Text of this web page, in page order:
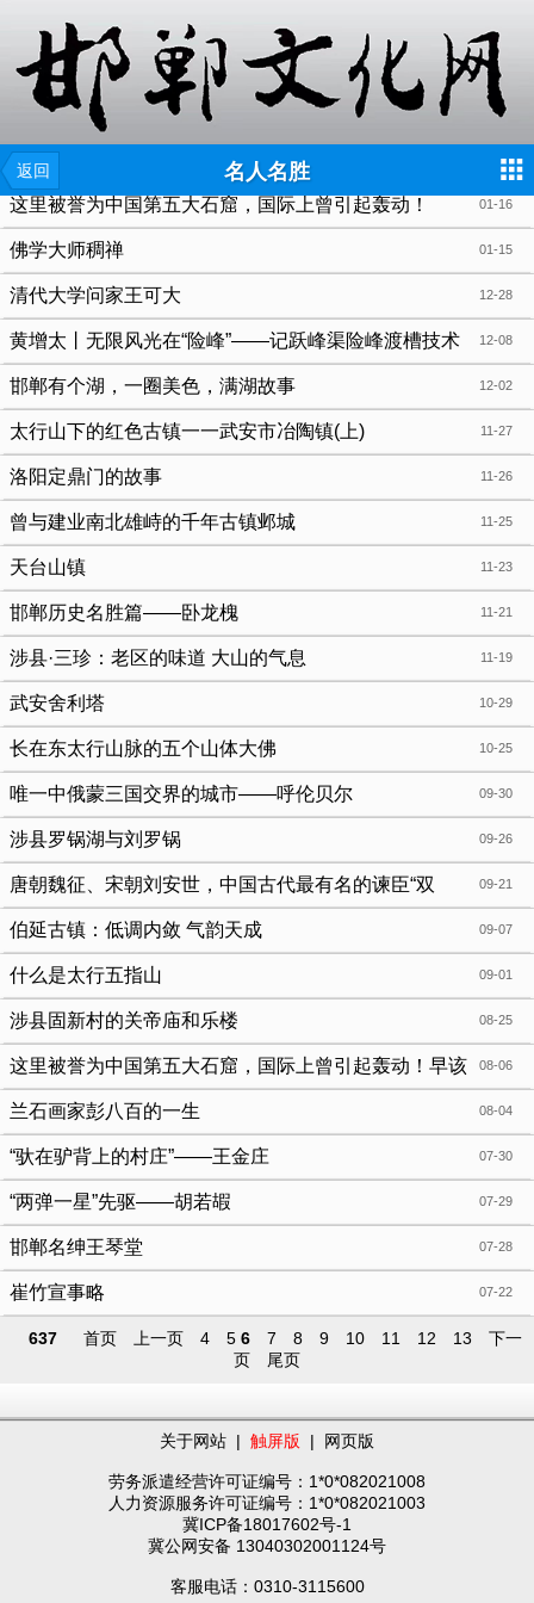
返回 名人名胜
01-16
这里被誉为中国第五大石窟，国际上曾引起轰动！
01-15
佛学大师稠禅
12-28
清代大学问家王可大
12-08
黄增太丨无限风光在“险峰”——记跃峰渠险峰渡槽技术
总指挥黄全滋 12-02
邯郸有个湖，一圈美色，满湖故事
11-27
太行山下的红色古镇一一武安市冶陶镇(上)
11-26
洛阳定鼎门的故事
11-25
曾与建业南北雄峙的千年古镇邺城
11-23
天台山镇
11-21
邯郸历史名胜篇——卧龙槐
11-19
涉县·三珍：老区的味道 大山的气息
10-29
武安舍利塔
10-25
长在东太行山脉的五个山体大佛
09-30
唯一中俄蒙三国交界的城市——呼伦贝尔
09-26
涉县罗锅湖与刘罗锅
09-21
唐朝魏征、宋朝刘安世，中国古代最有名的谏臣“双
星”，均是馆陶人 09-07
伯延古镇：低调内敛 气韵天成
09-01
什么是太行五指山
08-25
涉县固新村的关帝庙和乐楼
08-06
这里被誉为中国第五大石窟，国际上曾引起轰动！早该
盛名响当当，但现在却鲜为人知！ 08-04
兰石画家彭八百的一生
07-30
“驮在驴背上的村庄”——王金庄
07-29
“两弹一星”先驱——胡若嘏
07-28
邯郸名绅王琴堂
07-22
崔竹宣事略
637 首页 上一页 4 5 6 7 8 9 10 11 12 13
下一
页
尾页
关于网站 | 触屏版 | 网页版
劳务派遣经营许可证编号：1*0*082021008
人力资源服务许可证编号：1*0*082021003
冀ICP备18017602号-1
冀公网安备 13040302001124号
客服电话：0310-3115600